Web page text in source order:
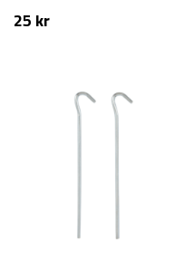
25 kr